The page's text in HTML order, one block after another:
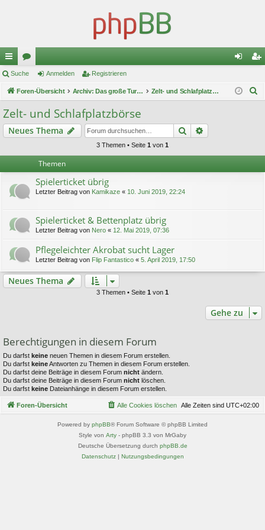
ch
ne
llz
ug
or
en m ist
Suche Anmelden Registrieren
Foren-Übersicht Archiv: Das große Turnier 1 Zelt- und Schlafplatzbörse
Zelt- und Schlafplatzbörse
Neues Thema Suche
3 Themen • Seite 1 von 1
Themen
Spielerticket übrig
Letzter Beitrag von Kamikaze « 10. Juni 2019, 22:24
Spielerticket & Bettenplatz übrig
Letzter Beitrag von Nero « 12. Mai 2019, 07:36
Pflegeleichter Akrobat sucht Lager
Letzter Beitrag von Flip Fantastico « 5. April 2019, 17:50
Neues Thema
3 Themen • Seite 1 von 1
Gehe zu
Berechtigungen in diesem Forum
Du darfst keine neuen Themen in diesem Forum erstellen.
Du darfst keineAntworten zu Themen in diesem Forum erstellen.
Du darfst deine Beiträge in diesem Forum nicht ändern.
Du darfst deine Beiträge in diesem Forum nicht löschen.
Du darfst keine Dateianhänge in diesem Forum erstellen.
Foren-Übersicht Alle Zeiten sind UTC+02:00
Alle Cookies löschen
Powered by phpBB® Forum Software © phpBB Limited
Style von Arty - phpBB 3.3 von MrGaby
Deutsche Übersetzung durch phpBB.de
Datenschutz| Nutzungsbedingungen